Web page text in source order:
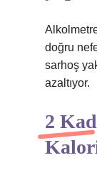
doğru
sarhoş
azaltıyor.
2